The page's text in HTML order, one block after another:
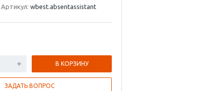
Артикул:wbest.absentassistant
В КОРЗИНУ
ЗАДАТЬ ВОПРОС